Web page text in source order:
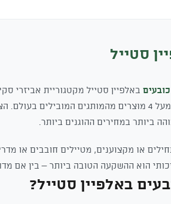
סטייל
כובעים באלפיין סטייל מקטגוריית אביזרי
של כובעים בישראל, עם מעל 4 מוצרים מהמותגים
ביותר במחירים ההוגנים ביותר.
או מקצוענים, מטיילים חובבים או
הוא ההשקעה הטובה ביותר – בין אם
באלפיין סטייל?